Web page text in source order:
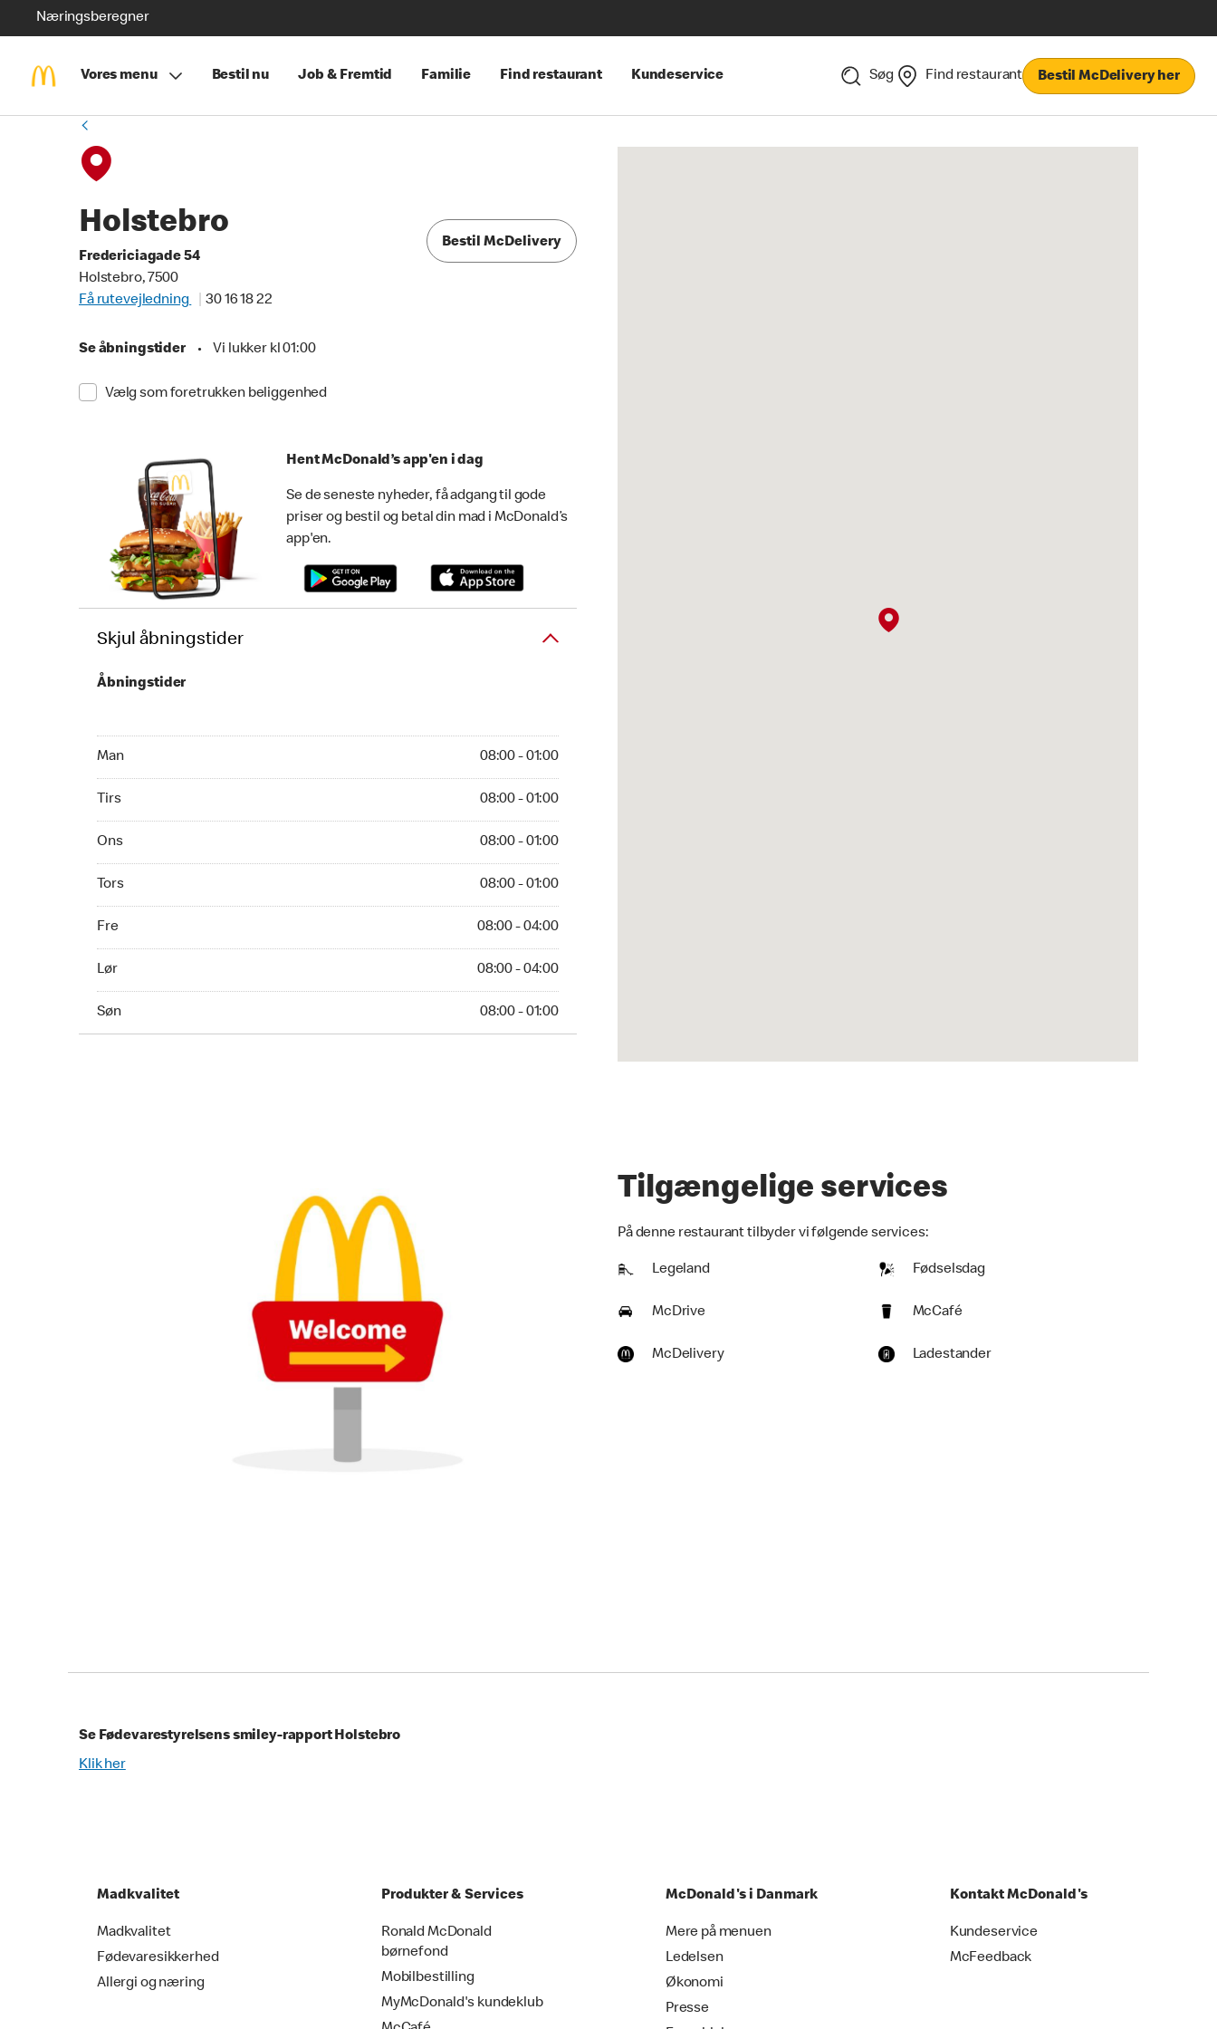
Næringsberegner
Vores menu Bestil nu Job & Fremtid Familie Find restaurant Kundeservice Søg Find restaurant Bestil McDelivery her
Holstebro
Fredericiagade 54
Holstebro, 7500
Få rutevejledning
30 16 18 22
Se åbningstider • Vi lukker kl 01:00
Vælg som foretrukken beliggenhed
Bestil McDelivery
Hent McDonald’s app'en i dag
Se de seneste nyheder, få adgang til gode
priser og bestil og betal din mad i McDonald’s
app'en.
Skjul åbningstider
Åbningstider
Man 08:00 - 01:00
Tirs 08:00 - 01:00
Ons 08:00 - 01:00
Tors 08:00 - 01:00
Fre 08:00 - 04:00
Lør 08:00 - 04:00
Søn 08:00 - 01:00
Tilgængelige services
På denne restaurant tilbyder vi følgende services:
Legeland Fødselsdag
McDrive McCafé
McDelivery Ladestander
Se Fødevarestyrelsens smiley-rapport Holstebro
Klik her
Madkvalitet
Madkvalitet
Fødevaresikkerhed
Allergi og næring
Produkter & Services
Ronald McDonald
børnefond
Mobilbestilling
MyMcDonald's kundeklub
McDonald's i Danmark
Mere på menuen
Ledelsen
Økonomi
Presse
Kontakt McDonald's
Kundeservice
McFeedback